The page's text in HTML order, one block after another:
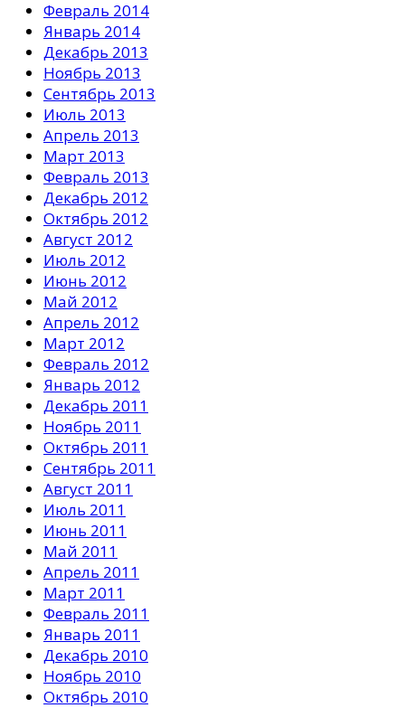
Февраль 2014
Январь 2014
Декабрь 2013
Ноябрь 2013
Сентябрь 2013
Июль 2013
Апрель 2013
Март 2013
Февраль 2013
Декабрь 2012
Октябрь 2012
Август 2012
Июль 2012
Июнь 2012
Май 2012
Апрель 2012
Март 2012
Февраль 2012
Январь 2012
Декабрь 2011
Ноябрь 2011
Октябрь 2011
Сентябрь 2011
Август 2011
Июль 2011
Июнь 2011
Май 2011
Апрель 2011
Март 2011
Февраль 2011
Январь 2011
Декабрь 2010
Ноябрь 2010
Октябрь 2010